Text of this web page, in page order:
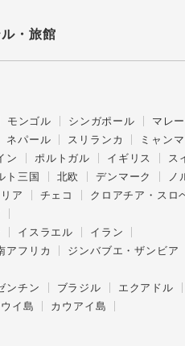
・旅館
モンゴル シンガポール マレ
ネパール スリランカ ミャン
ン ポルトガル イギリス ス
ト三国 北欧 デンマーク ノ
ア チェコ クロアチア・スロ
イスラエル
イラン
アフリカ ジンバブエ・ザンビア
ンチン ブラジル エクアドル
イ島
カウアイ島